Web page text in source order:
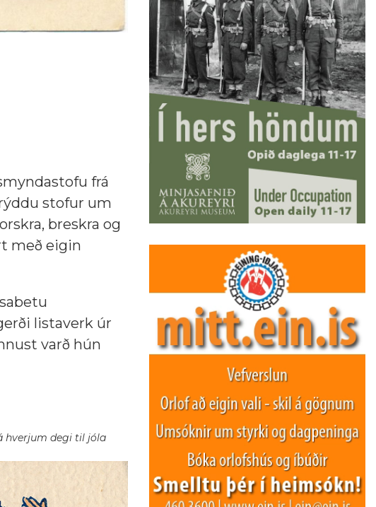
frá
stofur um
breskra og
með eigin
listaverk úr
varð hún
hverjum degi til jóla